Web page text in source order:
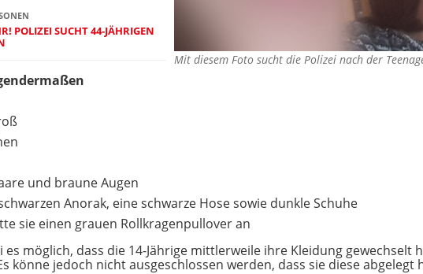
Mit diesem Foto sucht die Polizei nach der
POLIZEI SUCHT 44-JÄHRIGEN
und braune Augen
Anorak, eine schwarze Hose sowie dunkle Schuhe
sie einen grauen Rollkragenpullover an
es möglich, dass die 14-Jährige mittlerweile ihre Kleidung gewechselt
könne jedoch nicht ausgeschlossen werden, dass sie diese abgelegt